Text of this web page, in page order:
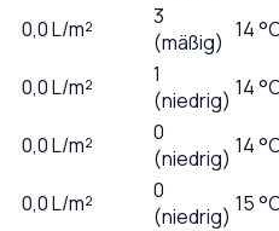
0,0L/m²
3
(mäßig) 14
0,0L/m²
1
(niedrig) 14
0,0L/m²
0
(niedrig) 14
0,0L/m²
0
(niedrig) 15